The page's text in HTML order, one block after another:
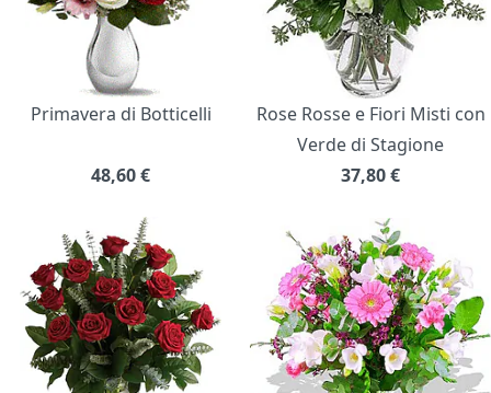
Primavera di Botticelli
48,60€
Rose Rosse e Fiori Misti con
Verde di Stagione
37,80€